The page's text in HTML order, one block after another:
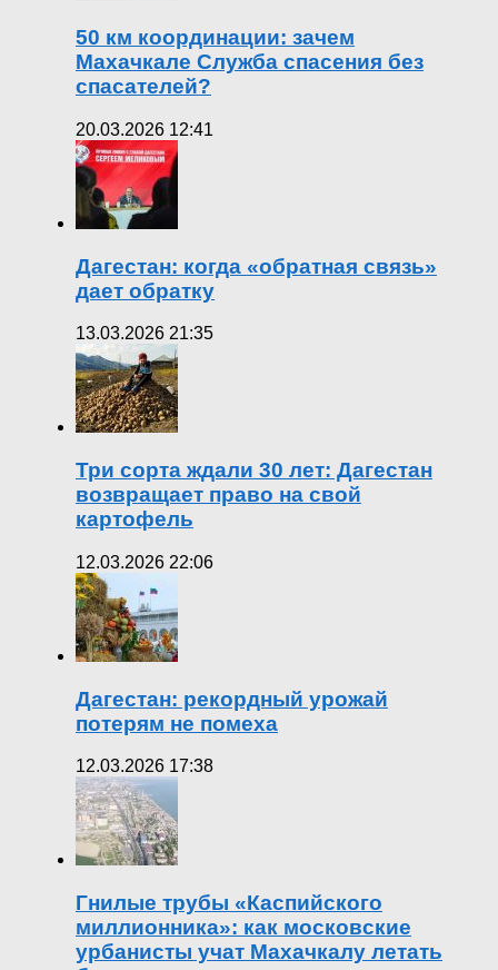
50 км координации: зачем
Махачкале Служба спасения без
спасателей?
20.03.2026 12:41
Дагестан: когда «обратная связь»
дает обратку
13.03.2026 21:35
Три сорта ждали 30 лет: Дагестан
возвращает право на свой
картофель
12.03.2026 22:06
Дагестан: рекордный урожай
потерям не помеха
12.03.2026 17:38
Гнилые трубы «Каспийского
миллионника»: как московские
урбанисты учат Махачкалу летать